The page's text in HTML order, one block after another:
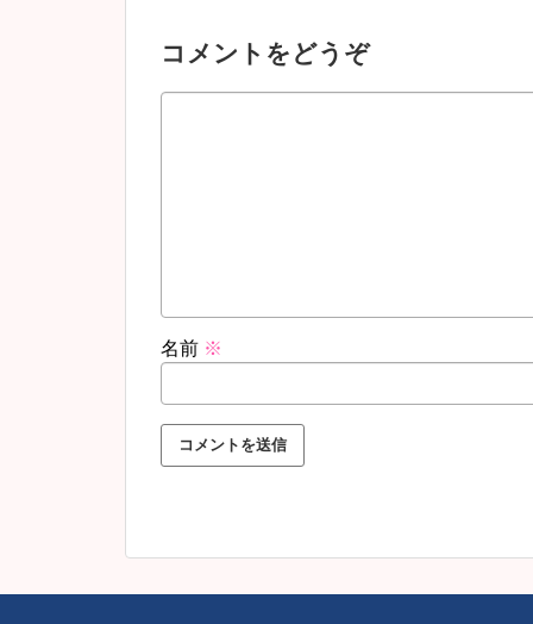
コメントをどうぞ
名前 ※